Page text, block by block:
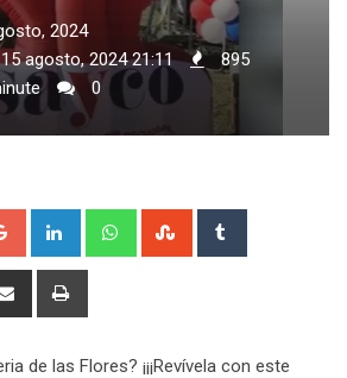
2024
agosto, 2024 21:11
895
0
Google+ LinkedIn WhatsappStumbleUpon
Share
de las Flores? ¡¡¡Revívela con este